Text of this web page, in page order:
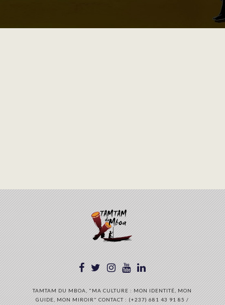
TAMTAM DU MBOA, "MA CULTURE : MON IDENTITÉ, MON
GUIDE, MON MIROIR" CONTACT : (+237) 681 43 91 85 /